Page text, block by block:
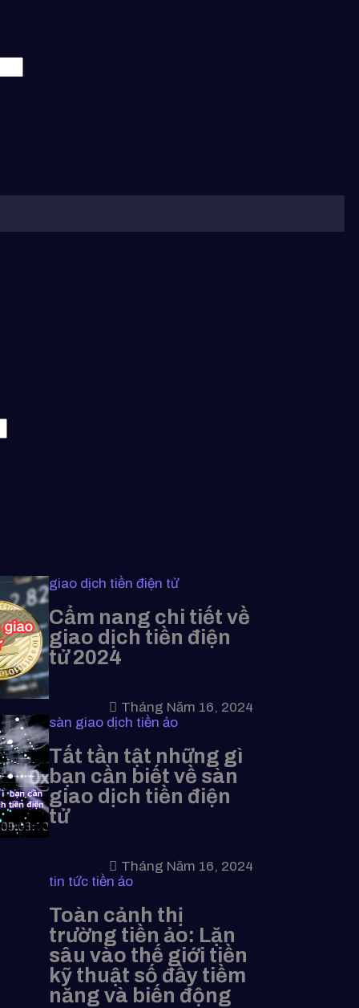
giao dịch tiền điện tử
Cẩm nang chi tiết về
giao dịch tiền điện
tử 2024
Tháng Năm 16, 2024
sàn giao dịch tiền ảo
Tất tần tật những gì
bạn cần biết về sàn
giao dịch tiền điện
tử
Tháng Năm 16, 2024
tin tức tiền ảo
Toàn cảnh thị
trường tiền ảo: Lặn
sâu vào thế giới tiền
kỹ thuật số đầy tiềm
năng và biến động